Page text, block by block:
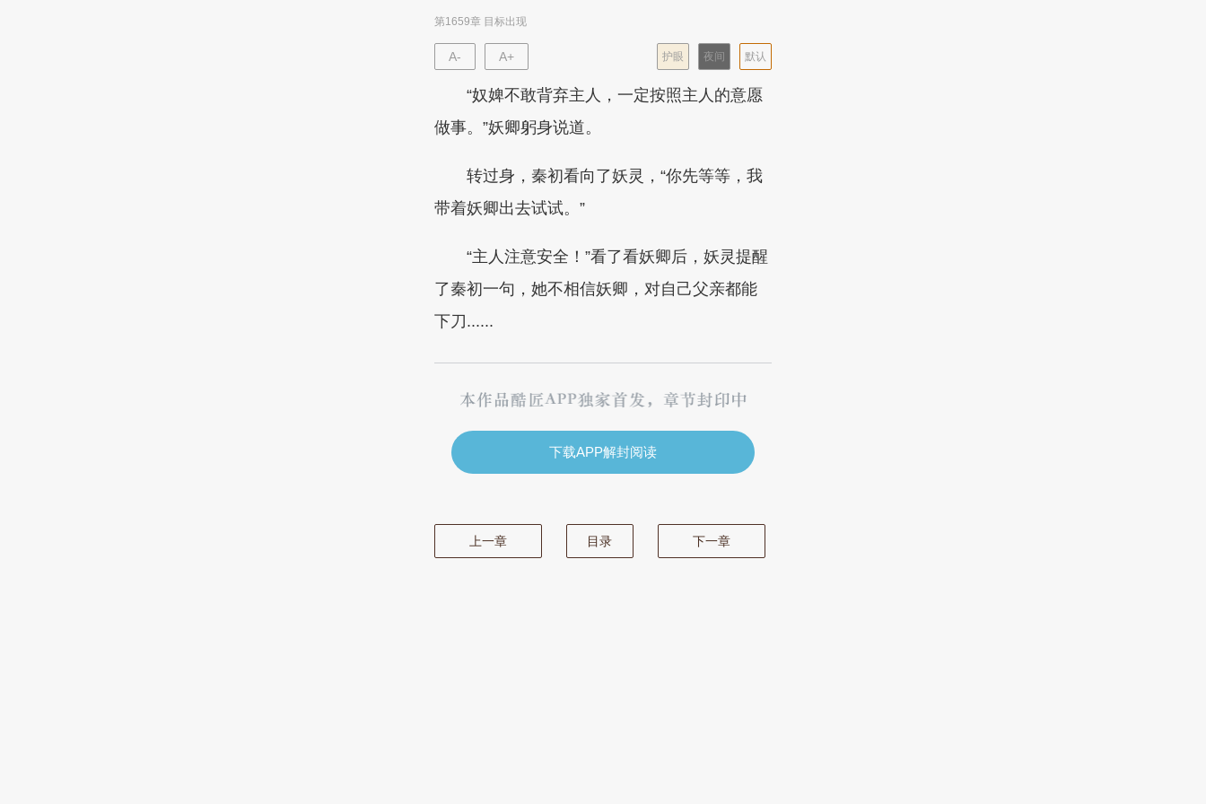
第1659章 目标出现
A- A+ 默认
夜间
护眼
“奴婢不敢背弃主人，一定按照主人的意愿
做事。”妖卿躬身说道。
转过身，秦初看向了妖灵，“你先等等，我
带着妖卿出去试试。”
“主人注意安全！”看了看妖卿后，妖灵提醒
了秦初一句，她不相信妖卿，对自己父亲都能
下刀......
下载APP解封阅读
上一章 目录 下一章